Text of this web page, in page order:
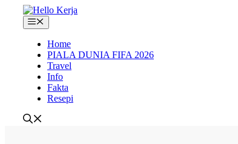
content
Menu
Home
PIALA DUNIA FIFA 2026
Travel
Info
Fakta
Resepi